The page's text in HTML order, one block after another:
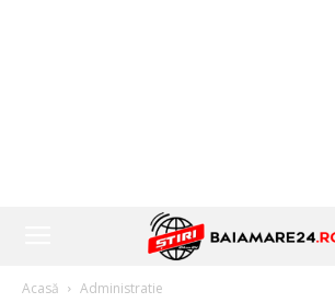
Acasă Administratie